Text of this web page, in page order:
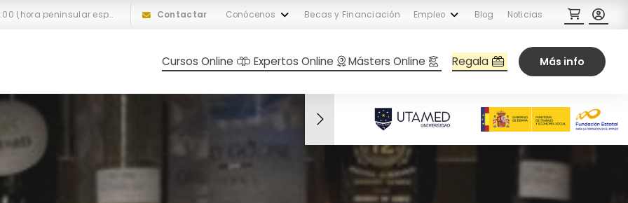
L-V: 10:00 a 18:00 (hora peninsular española) Contactar Conócenos Becas y Financiación Empleo Blog Noticias
Cursos Online Expertos Online Másters Online Regala Más info